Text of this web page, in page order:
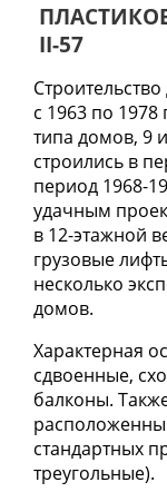
II-57
с 1963 по 1978
типа домов, 9
строились в
период 1968-
удачным
в 12-этажной
грузовые
несколько
домов.
Характерная
сдвоенные,
балконы.
стандартных
треугольные).